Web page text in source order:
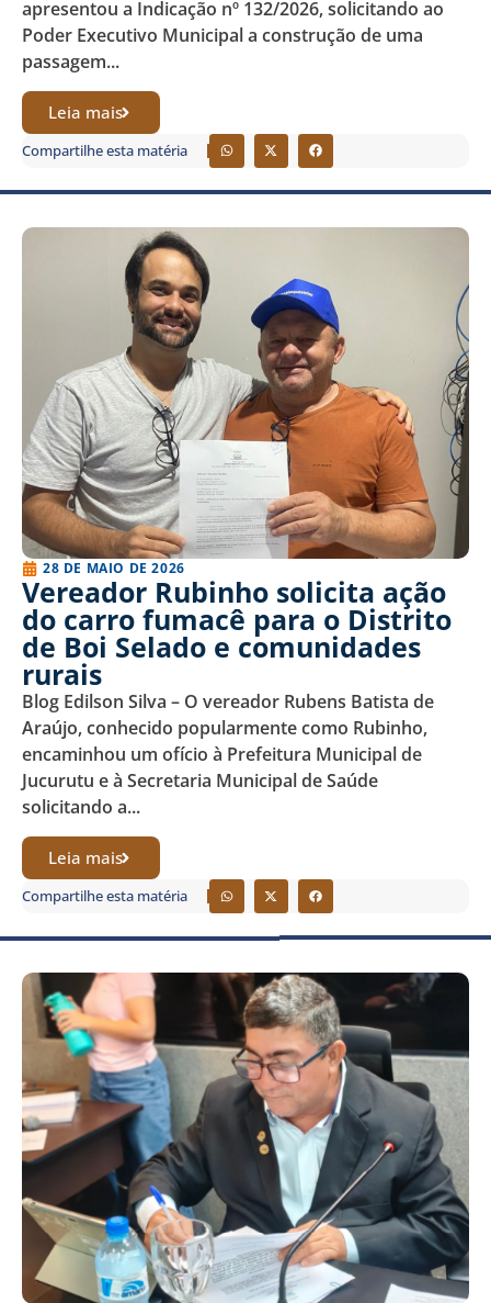
apresentou a Indicação nº 132/2026, solicitando ao
Poder Executivo Municipal a construção de uma
passagem...
Leia mais
Compartilhe esta matéria
28 DE MAIO DE 2026
Vereador Rubinho solicita ação
do carro fumacê para o Distrito
de Boi Selado e comunidades
rurais
Blog Edilson Silva – O vereador Rubens Batista de
Araújo, conhecido popularmente como Rubinho,
encaminhou um ofício à Prefeitura Municipal de
Jucurutu e à Secretaria Municipal de Saúde
solicitando a...
Leia mais
Compartilhe esta matéria